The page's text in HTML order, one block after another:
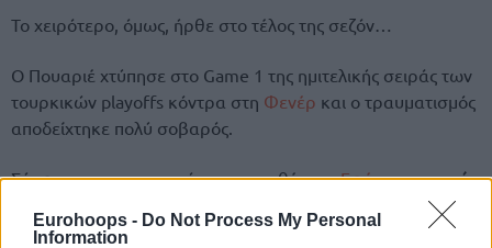
Eurohoops - Do Not Process My Personal
Information
Το χειρότερο, όμως, ήρθε στο τέλος της σεζόν…
Ο Πουαριέ χτύπησε στο Game 1 της ημιτελικής σειράς των
τουρκικών playoffs κόντρα στη Φενέρ και ο τραυματισμός
αποδείχτηκε πολύ σοβαρός.
Σύμφωνα με το ιατρικό ανακοινωθέν τηςΕφές, οπερσινός
της Ευρωλίγκας (2024-25) μαζί με τον
νυν συμπαίκτη του – και επίσης τρομερά άτυχου –
Γιώργο